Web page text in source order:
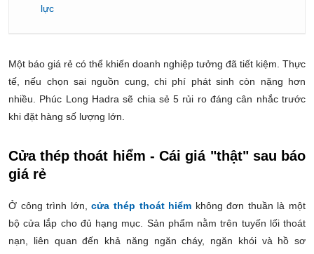
lực
Một báo giá rẻ có thể khiến doanh nghiệp tưởng đã tiết kiệm. Thực
tế, nếu chọn sai nguồn cung, chi phí phát sinh còn nặng hơn
nhiều. Phúc Long Hadra sẽ chia sẻ 5 rủi ro đáng cân nhắc trước
khi đặt hàng số lượng lớn.
Cửa thép thoát hiểm - Cái giá "thật" sau báo
giá rẻ
Ở công trình lớn,cửa thép thoát hiểm không đơn thuần là một
bộ cửa lắp cho đủ hạng mục. Sản phẩm nằm trên tuyến lối thoát
nạn, liên quan đến khả năng ngăn cháy, ngăn khói và hồ sơ